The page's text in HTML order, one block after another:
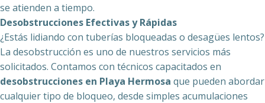
se atienden a tiempo.
Desobstrucciones Efectivas y Rápidas
¿Estás lidiando con tuberías bloqueadas o desagües lentos?
La desobstrucción es uno de nuestros servicios más
solicitados. Contamos con técnicos capacitados en
desobstrucciones en Playa Hermosa que pueden abordar
cualquier tipo de bloqueo, desde simples acumulaciones